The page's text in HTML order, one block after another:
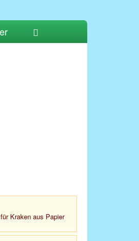
Kraken aus Papier